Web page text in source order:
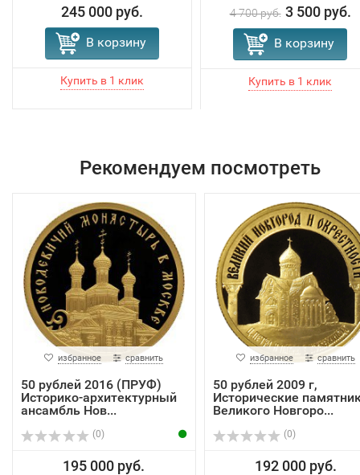
245 000 руб.
В корзину
4 700 руб. 3 500 руб.
В корзину
Рекомендуем посмотреть
избранное сравнить
50 рублей 2016 (ПРУФ)
Историко-архитектурный
ансамбль Нов...
(0)
195 000 руб.
избранное сравнить
50 рублей 2009 г,
Исторические
Великого Новгоро...
(0)
192 000 руб.